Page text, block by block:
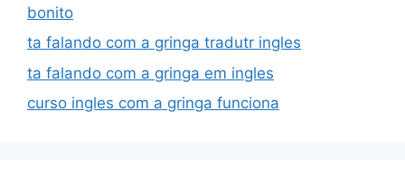
bonito
ta falando com a gringa tradutr ingles
ta falando com a gringa em ingles
curso ingles com a gringa funciona